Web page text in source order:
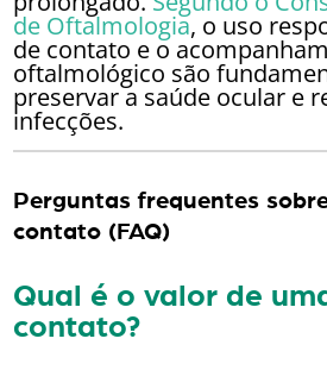
de Oftalmologia, o uso
de contato e o
oftalmológico são
preservar a saúde ocular e
infecções.
Perguntas frequentes
contato (FAQ)
Qual é o valor de
contato?